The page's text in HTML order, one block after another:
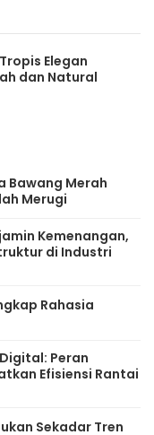
Elegan
dan Natural
Bawang Merah
Merugi
Kemenangan,
di Industri
Rahasia
Peran
Efisiensi Rantai
Sekadar Tren